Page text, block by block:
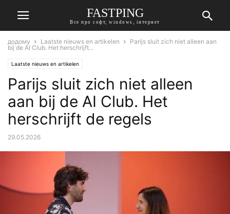
FASTPING
Все про софт, windows, інтернет
додому Laatste nieuws en artikelen
Parijs sluit zich niet alleen aan
bij de AI Club. Het herschrijft...
Laatste nieuws en artikelen
Parijs sluit zich niet alleen
aan bij de AI Club. Het
herschrijft de regels
29.05.2026